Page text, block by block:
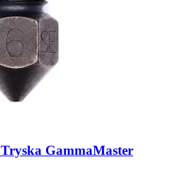
Tryska GammaMaster